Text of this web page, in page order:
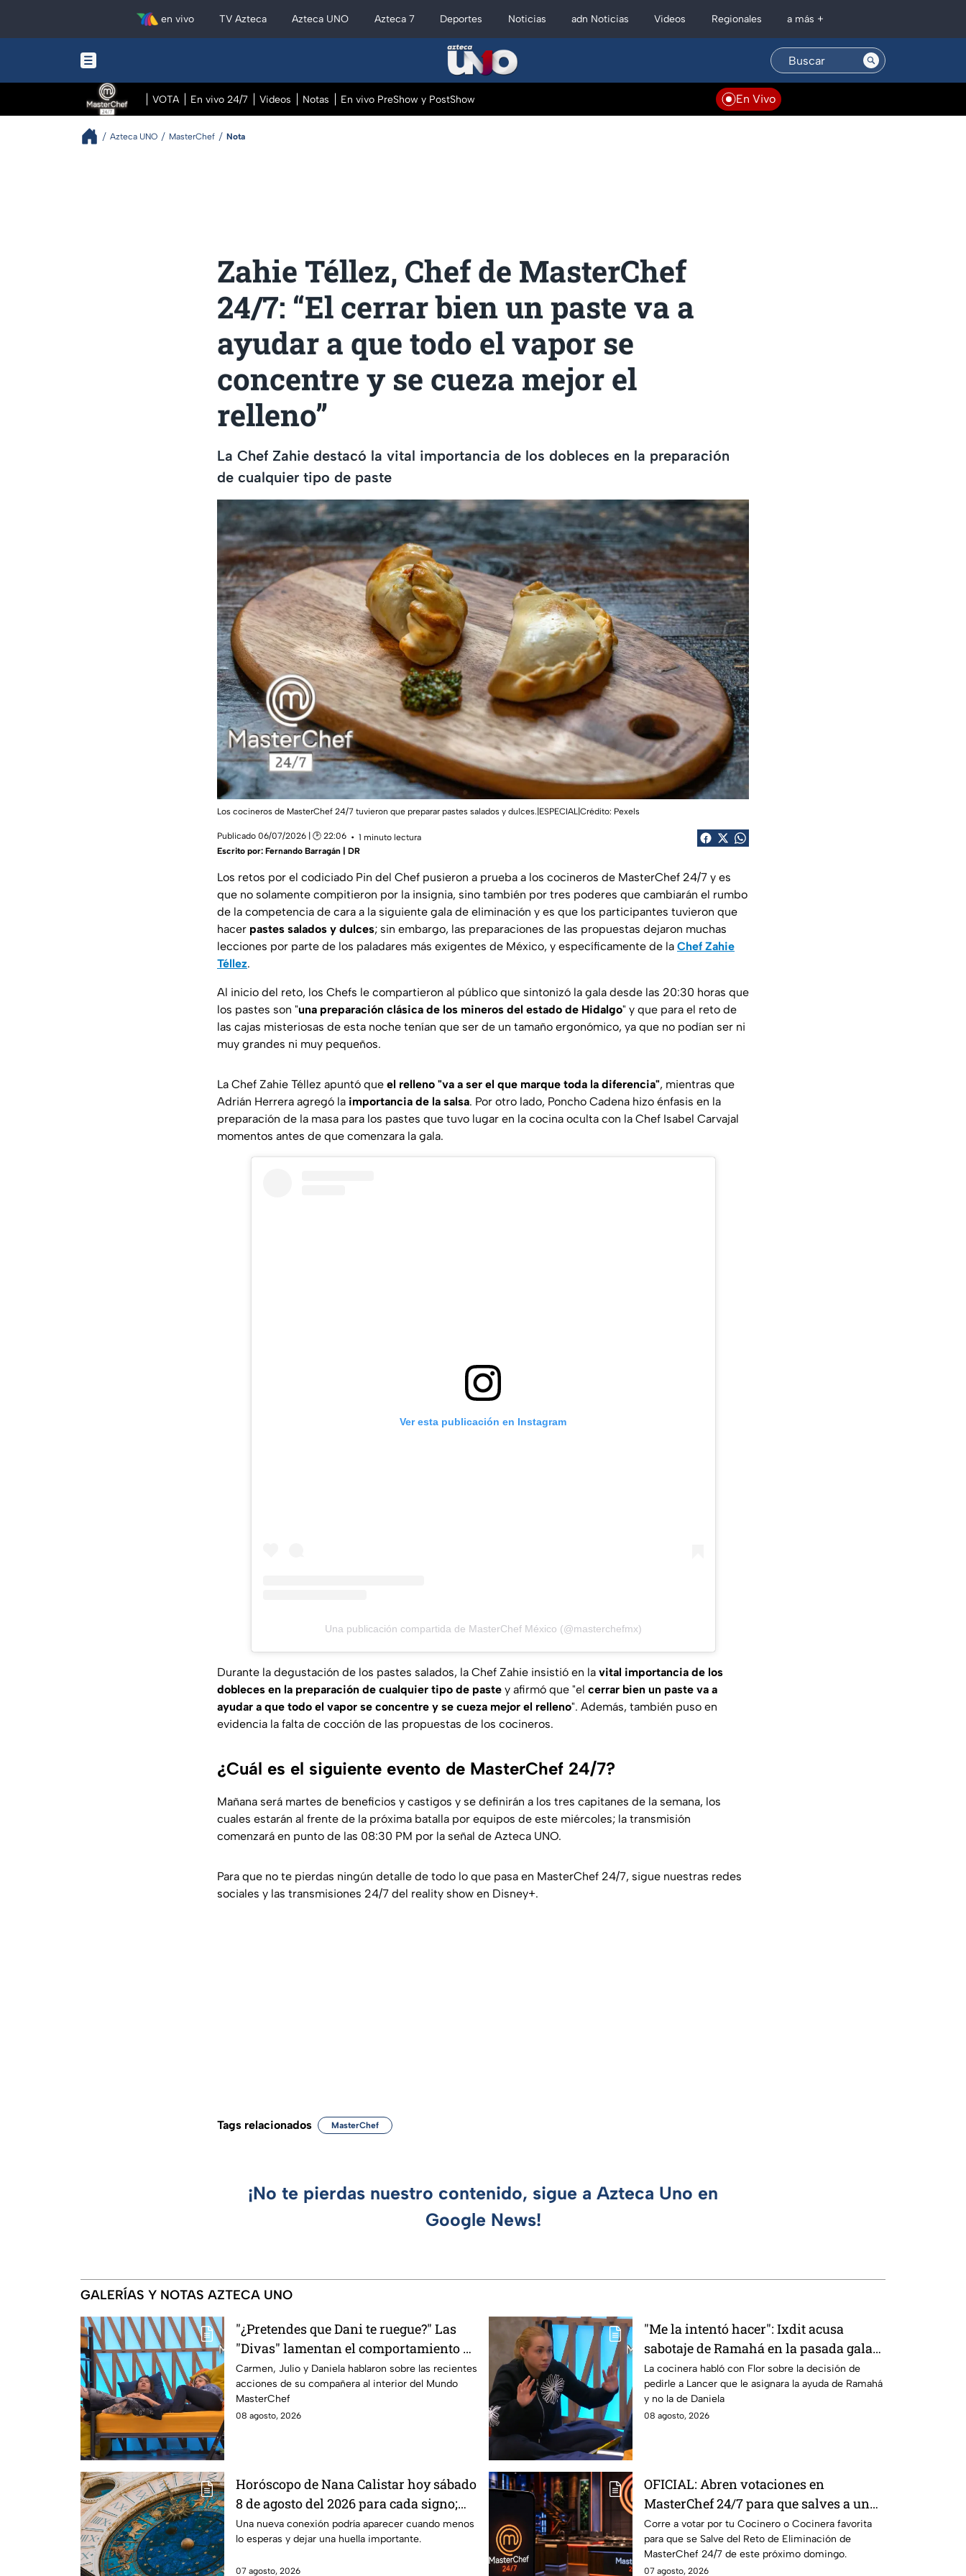
en vivo TV Azteca Azteca UNO Azteca 7 Deportes Noticias adn Noticias Videos Regionales a más +
VOTA En vivo 24/7 Videos Notas En vivo PreShow y PostShow En Vivo
Azteca UNO MasterChef Nota
Zahie Téllez, Chef de MasterChef
24/7: “El cerrar bien un paste va a
ayudar a que todo el vapor se
concentre y se cueza mejor el
relleno”
La Chef Zahie destacó la vital importancia de los dobleces en la preparación
de cualquier tipo de paste
Los cocineros de MasterChef 24/7 tuvieron que preparar pastes salados y dulces.|ESPECIAL|Crédito: Pexels
Publicado 06/07/2026 | 🕑 22:06
1 minuto lectura
Escrito por: Fernando Barragán | DR
Los retos por el codiciado Pin del Chef pusieron a prueba a los cocineros de MasterChef 24/7 y es
que no solamente compitieron por la insignia, sino también por tres poderes que cambiarán el rumbo
de la competencia de cara a la siguiente gala de eliminación y es que los participantes tuvieron que
hacer pastes salados y dulces; sin embargo, las preparaciones de las propuestas dejaron muchas
lecciones por parte de los paladares más exigentes de México, y específicamente de la Chef Zahie
Téllez.
Al inicio del reto, los Chefs le compartieron al público que sintonizó la gala desde las 20:30 horas que
los pastes son "una preparación clásica de los mineros del estado de Hidalgo" y que para el reto de
las cajas misteriosas de esta noche tenían que ser de un tamaño ergonómico, ya que no podían ser ni
muy grandes ni muy pequeños.
La Chef Zahie Téllez apuntó que el relleno "va a ser el que marque toda la diferencia", mientras que
Adrián Herrera agregó la importancia de la salsa. Por otro lado, Poncho Cadena hizo énfasis en la
preparación de la masa para los pastes que tuvo lugar en la cocina oculta con la Chef Isabel Carvajal
momentos antes de que comenzara la gala.
Ver esta publicación en Instagram
Una publicación compartida de MasterChef México (@masterchefmx)
Durante la degustación de los pastes salados, la Chef Zahie insistió en la vital importancia de los
dobleces en la preparación de cualquier tipo de paste y afirmó que "el cerrar bien un paste va a
ayudar a que todo el vapor se concentre y se cueza mejor el relleno". Además, también puso en
evidencia la falta de cocción de las propuestas de los cocineros.
¿Cuál es el siguiente evento de MasterChef 24/7?
Mañana será martes de beneficios y castigos y se definirán a los tres capitanes de la semana, los
cuales estarán al frente de la próxima batalla por equipos de este miércoles; la transmisión
comenzará en punto de las 08:30 PM por la señal de Azteca UNO.
Para que no te pierdas ningún detalle de todo lo que pasa en MasterChef 24/7, sigue nuestras redes
sociales y las transmisiones 24/7 del reality show en Disney+.
Tags relacionados MasterChef
¡No te pierdas nuestro contenido, sigue a Azteca Uno en
Google News!
GALERÍAS Y NOTAS AZTECA UNO
"¿Pretendes que Dani te ruegue?" Las
"Divas" lamentan el comportamiento de
Michelle en MasterChef 24/7
Carmen, Julio y Daniela hablaron sobre las recientes
acciones de su compañera al interior del Mundo
MasterChef
08 agosto, 2026
"Me la intentó hacer": Ixdit acusa
sabotaje de Ramahá en la pasada gala
de salvación de MasterChef 24/7
La cocinera habló con Flor sobre la decisión de
pedirle a Lancer que le asignara la ayuda de Ramahá
y no la de Daniela
08 agosto, 2026
Horóscopo de Nana Calistar hoy sábado
8 de agosto del 2026 para cada signo;
una conexión inesperada podría
transformar tus próximos días
Una nueva conexión podría aparecer cuando menos
lo esperas y dejar una huella importante.
07 agosto, 2026
OFICIAL: Abren votaciones en
MasterChef 24/7 para que salves a un
Cocinero del Reto de Eliminación de
este domingo
Corre a votar por tu Cocinero o Cocinera favorita
para que se Salve del Reto de Eliminación de
MasterChef 24/7 de este próximo domingo.
07 agosto, 2026